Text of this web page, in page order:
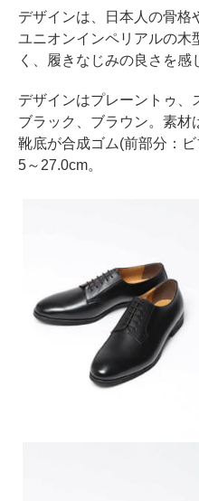
デザインは、日本人の骨格
ユニオンインペリアルの木
く、履きなじみの良さを感
デザインはプレーントゥ、
ブラック、ブラウン。素材
靴底が合成ゴム(前部分：
5～27.0cm。